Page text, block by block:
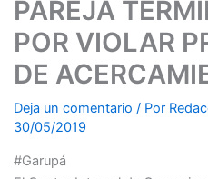
PAREJA
POR VIOLAR
DE
Deja un comentario / Por
30/05/2019
#Garupá